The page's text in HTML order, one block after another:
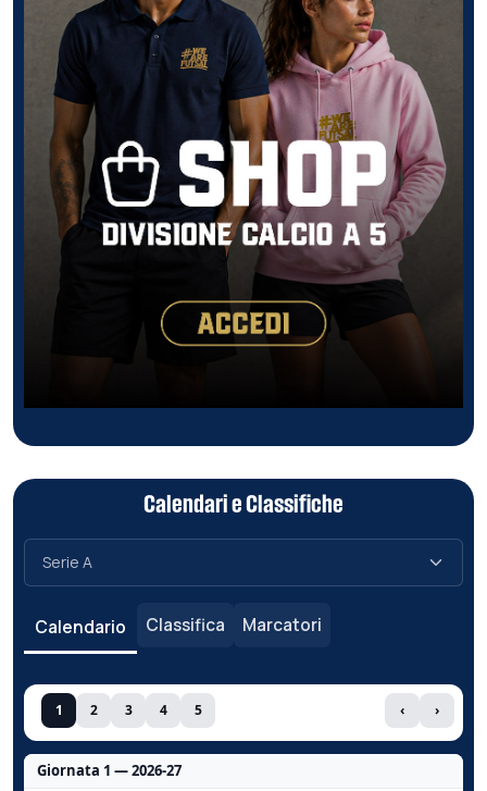
Calendari e Classifiche
Calendario Classifica Marcatori
1 2 3 4 5 ‹ ›
Giornata 1 — 2026-27